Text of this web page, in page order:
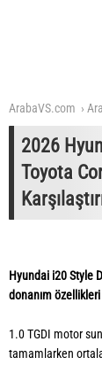
ArabaVS.com
2026
Toyota
Hyundai i20 Style
donanım özellikleri
1.0 TGDI motor
tamamlarken